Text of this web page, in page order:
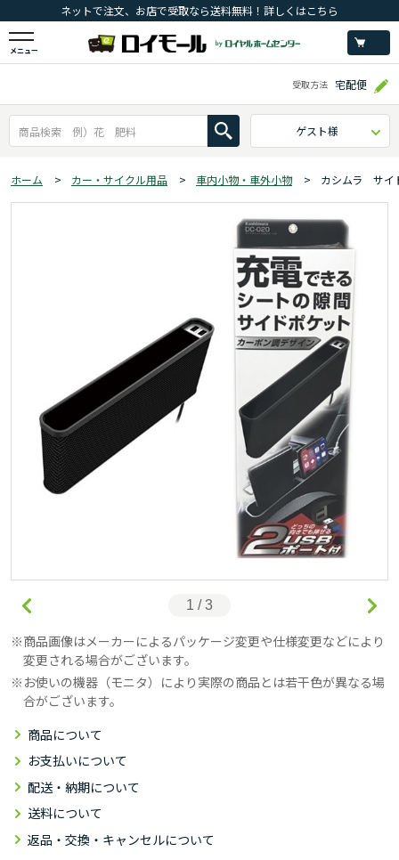
ネットで注文、お店で受取なら送料無料！詳しくはこちら
メニュー
受取方法 宅配便
ゲスト様
ホーム > カー・サイクル用品 > 車内小物・車外小物 > カシムラ サイ
1 / 3
商品画像はメーカーによるパッケージ変更や仕様変更などにより
変更される場合がございます。
お使いの機器（モニタ）により実際の商品とは若干色が異なる場
合がございます。
商品について
お支払いについて
配送・納期について
送料について
返品・交換・キャンセルについて